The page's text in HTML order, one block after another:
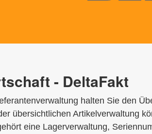
- DeltaFakt
halten Sie den
übersichtlichen Artikelverwaltung
eine Lagerverwaltung,